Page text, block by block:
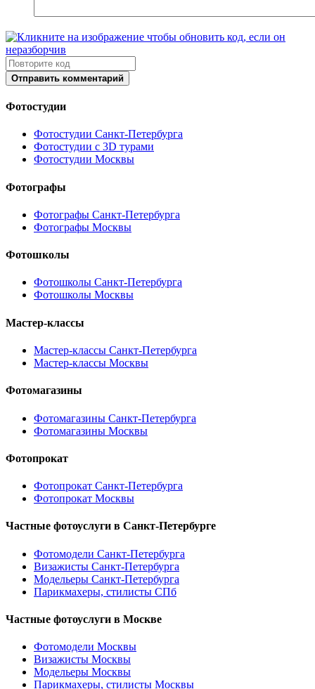
Отправить комментарий
Фотостудии
Фотостудии Санкт-Петербурга
Фотостудии с 3D турами
Фотостудии Москвы
Фотографы
Фотографы Санкт-Петербурга
Фотографы Москвы
Фотошколы
Фотошколы Санкт-Петербурга
Фотошколы Москвы
Мастер-классы
Мастер-классы Санкт-Петербурга
Мастер-классы Москвы
Фотомагазины
Фотомагазины Санкт-Петербурга
Фотомагазины Москвы
Фотопрокат
Фотопрокат Санкт-Петербурга
Фотопрокат Москвы
Частные фотоуслуги в Санкт-Петербурге
Фотомодели Санкт-Петербурга
Визажисты Санкт-Петербурга
Модельеры Санкт-Петербурга
Парикмахеры, стилисты СПб
Частные фотоуслуги в Москве
Фотомодели Москвы
Визажисты Москвы
Модельеры Москвы
Парикмахеры, стилисты Москвы